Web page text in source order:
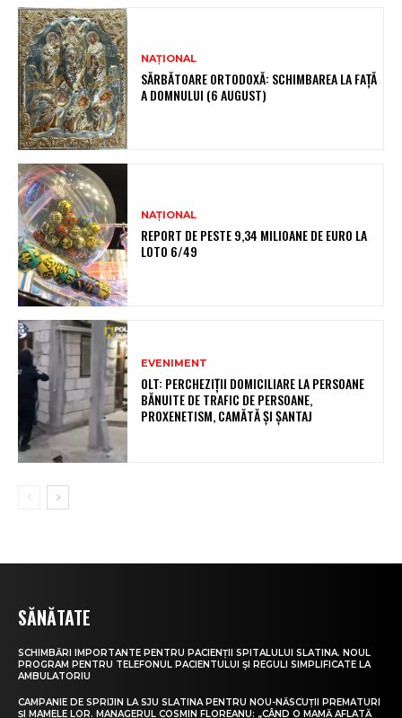
NAȚIONAL
SĂRBĂTOARE ORTODOXĂ: SCHIMBAREA LA FAȚĂ
A DOMNULUI (6 AUGUST)
NAȚIONAL
REPORT DE PESTE 9,34 MILIOANE DE EURO LA
LOTO 6/49
EVENIMENT
OLT: PERCHEZIŢII DOMICILIARE LA PERSOANE
BĂNUITE DE TRAFIC DE PERSOANE,
PROXENETISM, CAMĂTĂ ŞI ŞANTAJ
SĂNĂTATE
SCHIMBĂRI IMPORTANTE PENTRU PACIENȚII SPITALULUI SLATINA. NOUL
PROGRAM PENTRU TELEFONUL PACIENTULUI ȘI REGULI SIMPLIFICATE LA
AMBULATORIU
CAMPANIE DE SPRIJIN LA SJU SLATINA PENTRU NOU-NĂSCUȚII PREMATURI
ȘI MAMELE LOR. MANAGERUL COSMIN FLOREANU: „CÂND O MAMĂ AFLATĂ